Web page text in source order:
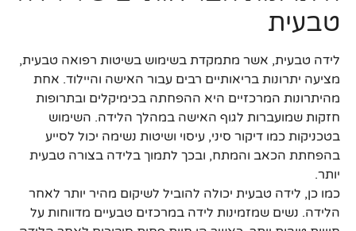
טבעית
לידה טבעית, אשר מתמקדת בשימוש בשיטות רפואה טבעית,
מציעה יתרונות בריאותיים רבים עבור האישה והיילוד. אחת
מהיתרונות המרכזיים היא ההפחתה בכימיקלים ובתרופות
חזקות שמועברות לגוף האישה במהלך הלידה. השימוש
בטכניקות כמו דיקור סיני, עיסוי ושיטות נשימה יכול לסייע
בהפחתת הכאב והמתח, ובכך לתמוך בלידה בצורה טבעית
יותר.
כמו כן, לידה טבעית יכולה להוביל לשיקום מהיר יותר לאחר
הלידה. נשים שמזמינות לידה במרכזים טבעיים מדווחות על